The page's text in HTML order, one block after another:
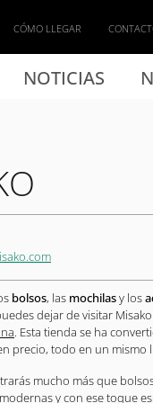
NOTICIAS
CÓMO LLEGAR
bolsos, las mochilasy los
dejar de visitar
. Esta tienda se ha
precio, todo en un mismo
mucho más que
y con ese toque